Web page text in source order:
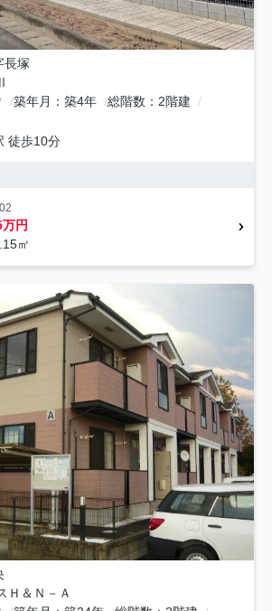
長塚
築年月 築4年 総階数
2階建
徒歩10分
円
㎡
Ｈ＆Ｎ－Ａ